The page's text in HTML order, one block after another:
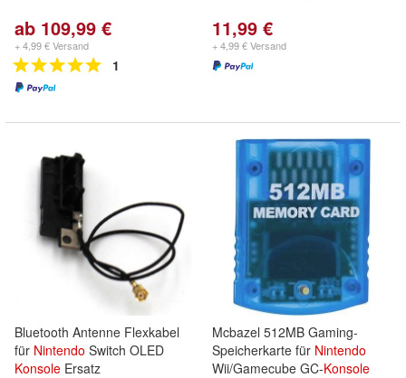
ab 109,99 €
+ 4,99 € Versand
1
11,99 €
+ 4,99 € Versand
Bluetooth Antenne Flexkabel
für Nintendo Switch OLED
Konsole Ersatz
Mcbazel 512MB Gaming-
Speicherkarte für Nintendo
Wii/Gamecube GC-Konsole